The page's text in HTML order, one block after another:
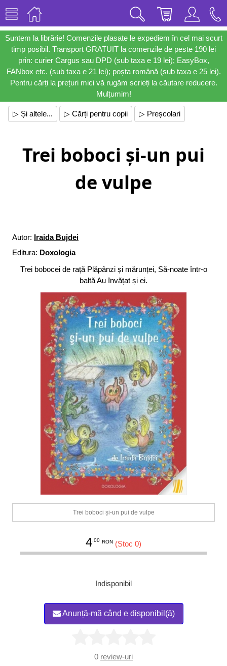
Suntem la librărie! Comenzile plasate le expediem în cel mai scurt
timp posibil. Transport GRATUIT la comenzile de peste 190 lei
prin: curier Cargus sau DPD (sub taxa e 19 lei); EasyBox,
FANbox etc. (sub taxa e 21 lei); poșta română (sub taxa e 25 lei).
Pentru cărți la prețuri mici vă rugăm scrieți la căutare reducere.
Mulțumim!
▷ Și altele... ▷ Cărți pentru copii ▷ Preșcolari
Trei boboci și-un pui
de vulpe
Autor: Iraida Bujdei
Editura: Doxologia
Trei bobocei de rață Plăpânzi și mărunței, Să-noate într-o
baltă Au învățat și ei.
Trei boboci și-un pui de vulpe
4.00 RON (Stoc 0)
Indisponibil
Anunță-mă când e disponibil(ă)
0 review-uri